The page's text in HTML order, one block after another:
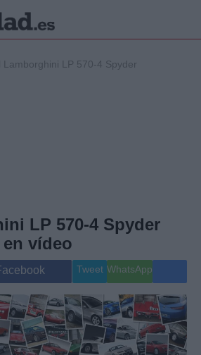
Gente
Musica
Lamborghini LP 570-4 Spyder
LP 570-4 Spyder
vídeo
Tweet WhatsApp